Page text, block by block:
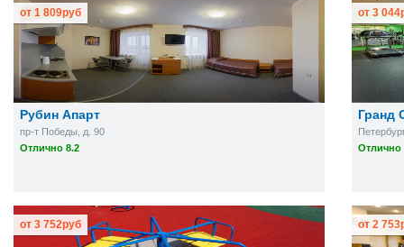
Рубин Апарт
пр-т Победы, д. 90
Отлично 8.2
от 1 809руб
Гранд
Отлично
от 3 044
от 3 752руб от 2 753